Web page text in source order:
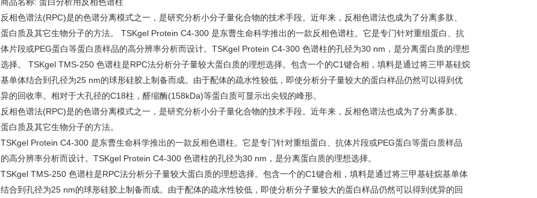
反相色谱法(RPC)是的色谱分离模式之一，是研究分析小分子量化合物的技术手段。近年来，反相色谱法也成为了分离多肽、
蛋白质及其它生物分子的方法。 TSKgel Protein C4-300 是东曹生命科学推出的一款反相色谱柱。它是专门针对重组蛋白、抗
体片段或PEG蛋白等蛋白质样品的高分辨率分析而设计。TSKgel Protein C4-300 色谱柱的孔径为30 nm，是分离蛋白质的理想
选择。 TSKgel TMS-250 色谱柱是RPC法分析分子量较大蛋白质的理想选择。包含一个的C1键合相，填料是通过将三甲基硅烷
基单体结合到孔径为25 nm的球形硅胶上制备而成。由于配体的疏水性较低，即使分析分子量较大的蛋白样品仍然可以得到优
异的回收率。相对于大孔径的C18柱，醛缩酶(158kDa)等蛋白质可显示出尖锐的峰形。
反相色谱法(RPC)是的色谱分离模式之一，是研究分析小分子量化合物的技术手段。近年来，反相色谱法也成为了分离多肽、
蛋白质及其它生物分子的方法。
TSKgel Protein C4-300 是东曹生命科学推出的一款反相色谱柱。它是专门针对重组蛋白、抗体片段或PEG蛋白等蛋白质样品
的高分辨率分析而设计。TSKgel Protein C4-300 色谱柱的孔径为30 nm，是分离蛋白质的理想选择。
TSKgel TMS-250 色谱柱是RPC法分析分子量较大蛋白质的理想选择。包含一个的C1键合相，填料是通过将三甲基硅烷基单体
结合到孔径为25 nm的球形硅胶上制备而成。由于配体的疏水性较低，即使分析分子量较大的蛋白样品仍然可以得到优异的回